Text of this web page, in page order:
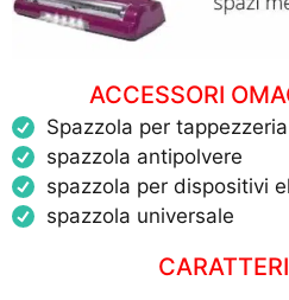
ACCESSORI
Spazzola per tappezzeria
spazzola antipolvere
spazzola per dispositivi
spazzola universale